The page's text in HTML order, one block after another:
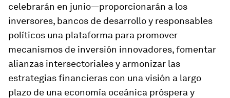
celebrarán en junio—proporcionarán a los
inversores, bancos de desarrollo y responsables
políticos una plataforma para promover
mecanismos de inversión innovadores, fomentar
alianzas intersectoriales y armonizar las
estrategias financieras con una visión a largo
plazo de una economía oceánica próspera y